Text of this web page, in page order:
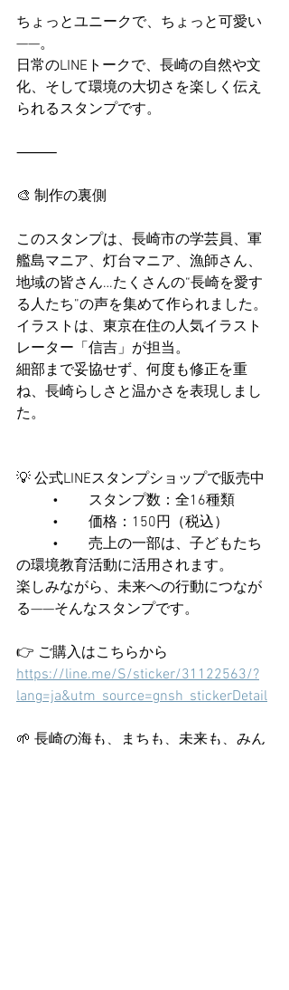
ちょっとユニークで、ちょっと可愛い
——。
日常のLINEトークで、長崎の自然や文
化、そして環境の大切さを楽しく伝え
られるスタンプです。
⸻
🎨 制作の裏側
このスタンプは、長崎市の学芸員、軍
艦島マニア、灯台マニア、漁師さん、
地域の皆さん…たくさんの“長崎を愛す
る人たち”の声を集めて作られました。
イラストは、東京在住の人気イラスト
レーター「信吉」が担当。
細部まで妥協せず、何度も修正を重
ね、長崎らしさと温かさを表現しまし
た。
💡 公式LINEスタンプショップで販売中
	•	スタンプ数：全16種類
	•	価格：150円（税込）
の環境教育活動に活用されます。
楽しみながら、未来への行動につなが
る——そんなスタンプです。
👉 ご購入はこちらから
https://line.me/S/sticker/31122563/?
lang=ja&utm_source=gnsh_stickerDetail
🌱 長崎の海も、まちも、未来も、みん